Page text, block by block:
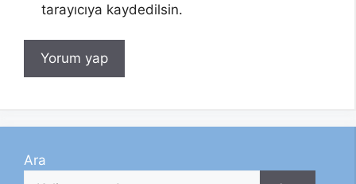
tarayıcıya kaydedilsin.
Ara